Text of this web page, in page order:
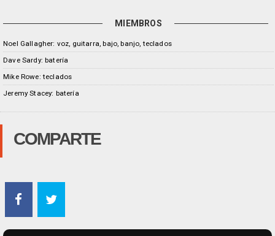
MIEMBROS
Noel Gallagher: voz, guitarra, bajo, banjo, teclados
Dave Sardy: batería
Mike Rowe: teclados
Jeremy Stacey: batería
COMPARTE